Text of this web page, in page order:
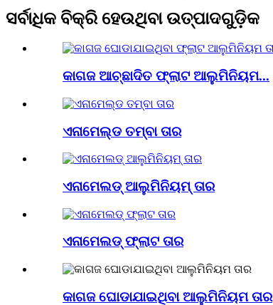
ସର୍ବାଧିକ ବିକ୍ରି ହେଉଥିବା ଉତ୍ପାଦଗୁଡ଼ିକ
କାଗଜ ଆଚ୍ଛାଦିତ ଫ୍ଲାଟ ଆଲୁମିନିୟମ...
ଏନାମେଲ୍ଡ ତମ୍ବା ତାର
ଏନାମେଲଡ୍ ଆଲୁମିନିୟମ୍ ତାର
ଏନାମେଲଡ୍ ଫ୍ଲାଟ ତାର
କାଗଜ ଘୋଡାଯାଇଥିବା ଆଲୁମିନିୟମ ତାର